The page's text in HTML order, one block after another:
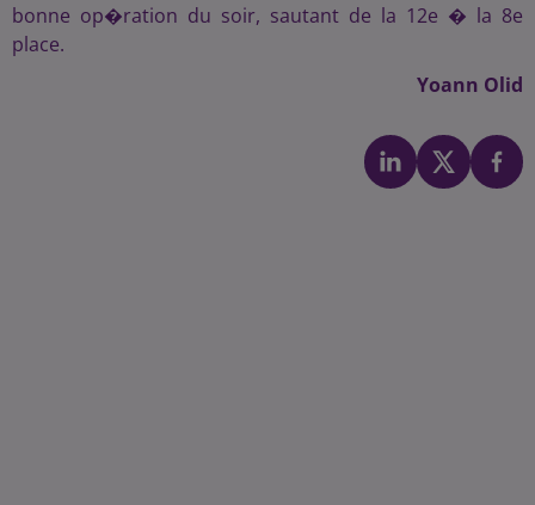
bonne op�ration du soir, sautant de la 12e � la 8e
place.
Yoann Olid